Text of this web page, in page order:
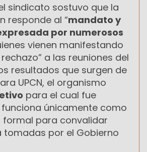
sindicato sostuvo que la
responde al “mandato y
por numerosos
vienen manifestando
a las reuniones del
resultados que surgen de
UPCN, el organismo
para el cual fue
únicamente como
formal para convalidar
tomadas por el Gobierno